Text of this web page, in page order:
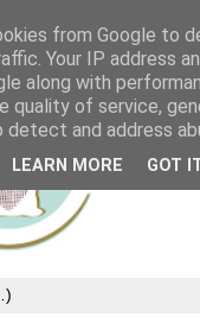
from Google to
Your IP address
along with
quality of service,
and address
LEARN MORE GOT